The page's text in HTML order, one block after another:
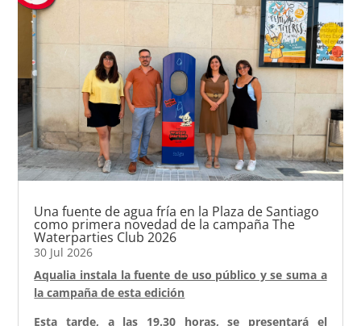
Una fuente de agua fría en la Plaza de Santiago
como primera novedad de la campaña The
Waterparties Club 2026
30 Jul 2026
Aqualia instala la fuente de uso público y se suma a
la campaña de esta edición
Esta tarde, a las 19.30 horas, se presentará el